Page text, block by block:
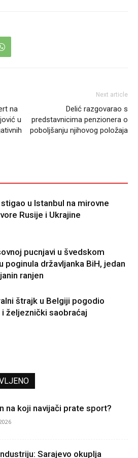
na
u
Next article
Delić razgovarao s
predstavnicima penzionera o
poboljšanju njihovog položaja
u Istanbul na mirovne
Rusije i Ukrajine
pucnjavi u švedskom
poginula državljanka BiH, jedan
ranjen
štrajk u Belgiji pogodio
i željeznički saobraćaj
na koji navijači prate sport?
Sarajevo okuplja